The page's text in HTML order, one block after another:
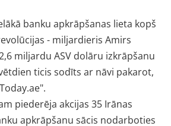
banku apkrāpšanas lieta kopš
- miljardieris Amirs
miljardu ASV dolāru izkrāpšanu
ticis sodīts ar nāvi pakarot,
piederēja akcijas 35 Irānas
apkrāpšanu sācis nodarboties